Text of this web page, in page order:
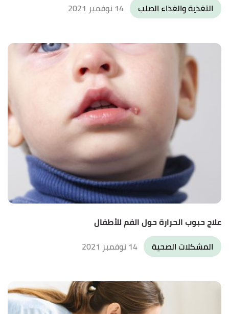
التغذية والغذاء الصلب
14 نوفمبر 2021
علاج حبوب الحرارة حول الفم للأطفال
المشكلات الصحية
14 نوفمبر 2021